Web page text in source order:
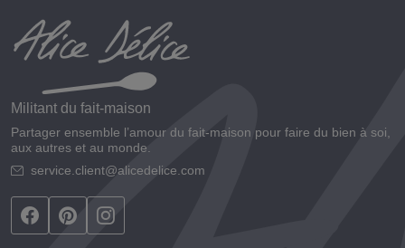
Militant du fait-maison
Partager ensemble l’amour du fait-maison pour faire du bien à soi,
aux autres et au monde.
service.client@alicedelice.com